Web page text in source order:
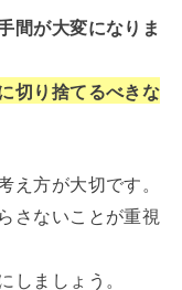
間が大変になりま
切り捨てるべきな
え方が大切です。
さないことが重視
しましょう。